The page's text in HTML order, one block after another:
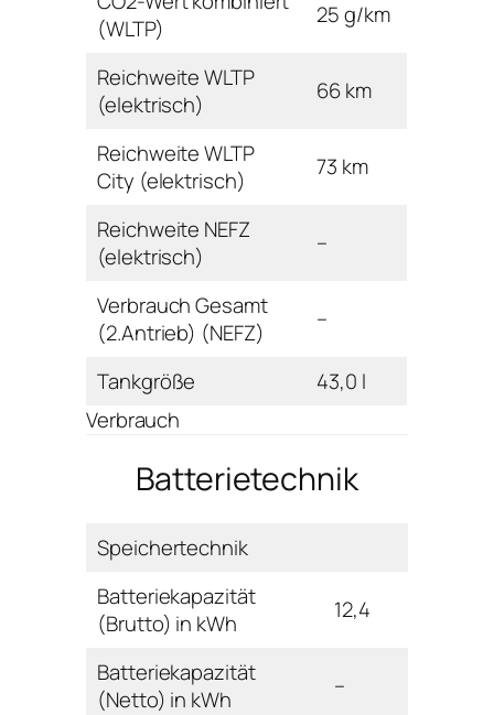
(WLTP)
25 g/km
Reichweite WLTP
(elektrisch)
66 km
Reichweite WLTP
City (elektrisch)
73 km
Reichweite NEFZ
(elektrisch)
–
Verbrauch Gesamt
(2.Antrieb) (NEFZ)
–
Tankgröße
43,0 l
Verbrauch
Batterietechnik
Speichertechnik
Batteriekapazität
(Brutto) in kWh
12,4
Batteriekapazität
(Netto) in kWh
–